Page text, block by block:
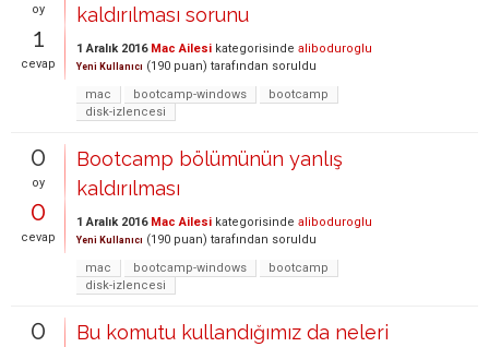
oy
1
cevap
kaldırılması sorunu
1 Aralık 2016 Mac Ailesi kategorisinde aliboduroglu
Yeni Kullanıcı (190 puan) tarafından soruldu
mac
bootcamp-windows
bootcamp
disk-izlencesi
0
oy
0
cevap
Bootcamp bölümünün yanlış
kaldırılması
1 Aralık 2016 Mac Ailesi kategorisinde aliboduroglu
Yeni Kullanıcı (190 puan) tarafından soruldu
mac
bootcamp-windows
bootcamp
disk-izlencesi
0
Bu komutu kullandığımız da neleri